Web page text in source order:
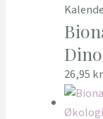
26,95 kr.